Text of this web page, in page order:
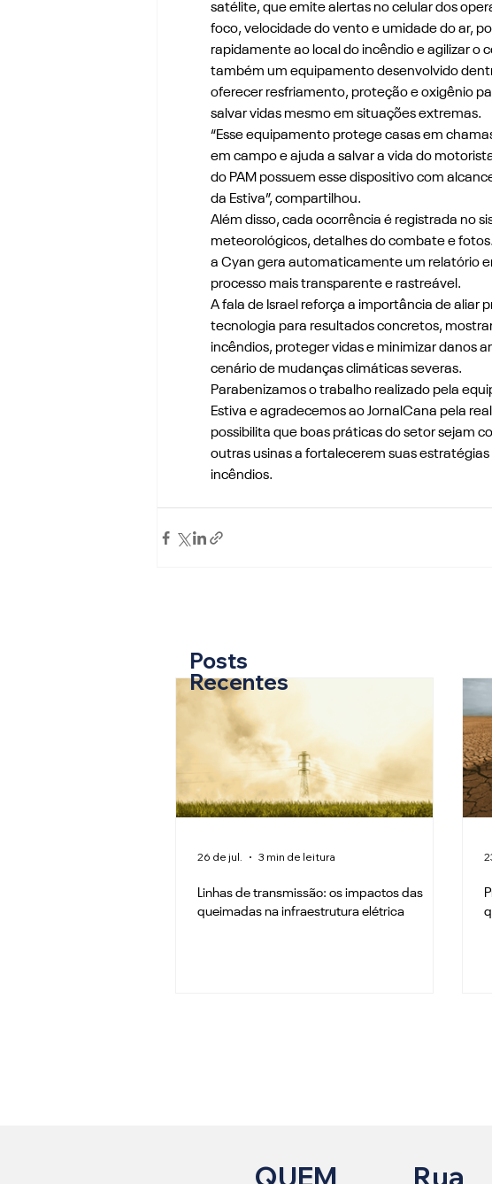
satélite, que emite alertas no celular dos
foco, velocidade do vento e umidade do ar,
rapidamente ao local do incêndio e agilizar o
também um equipamento desenvolvido
oferecer resfriamento, proteção e oxigênio
salvar vidas mesmo em situações extremas.
“Esse equipamento protege casas em
em campo e ajuda a salvar a vida do
do PAM possuem esse dispositivo com
da Estiva”, compartilhou.
Além disso, cada ocorrência é registrada no
meteorológicos, detalhes do combate e
a Cyan gera automaticamente um relatório
processo mais transparente e rastreável.
A fala de Israel reforça a importância de aliar
tecnologia para resultados concretos,
incêndios, proteger vidas e minimizar danos
cenário de mudanças climáticas severas.
Parabenizamos o trabalho realizado pela
Estiva e agradecemos ao JornalCana pela
possibilita que boas práticas do setor sejam
outras usinas a fortalecerem suas
incêndios.
Linhas de transmissão: os impactos das
queimadas na infraestrutura elétrica
26 de jul. 3 min de leitura
Posts
Recentes
QUEM Rua